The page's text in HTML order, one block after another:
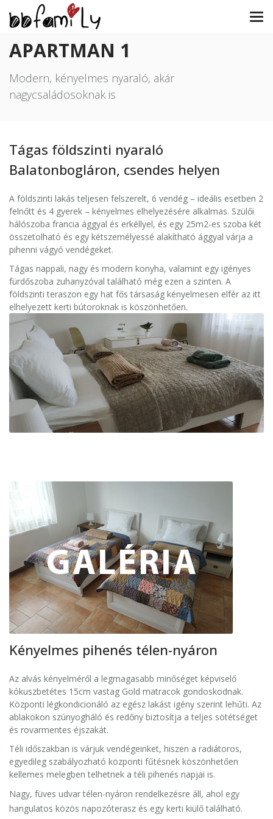
APARTMAN 1
Modern, kényelmes nyaraló, akár
nagycsaládosoknak is
Tágas földszinti nyaraló
Balatonbogláron, csendes helyen
A földszinti lakás teljesen felszerelt, 6 vendég – ideális esetben 2
felnőtt és 4 gyerek – kényelmes elhelyezésére alkalmas. Szülői
hálószoba francia ággyal és erkéllyel, és egy 25m2-es szoba két
összetolható és egy kétszemélyessé alakítható ággyal várja a
pihenni vágyó vendégeket.
Tágas nappali, nagy és modern konyha, valamint egy igényes
fürdőszoba zuhanyzóval található még ezen a szinten. A
földszinti teraszon egy hat fős társaság kényelmesen elfér az itt
elhelyezett kerti bútoroknak is köszönhetően.
Kényelmes pihenés télen-nyáron
Az alvás kényelméről a legmagasabb minőséget képviselő
kókuszbetétes 15cm vastag Gold matracok gondoskodnak.
Központi légkondicionáló az egész lakást igény szerint lehűti. Az
ablakokon szúnyogháló és redőny biztosítja a teljes sötétséget
és rovarmentes éjszakát.
Téli időszakban is várjuk vendégeinket, hiszen a radiátoros,
egyedileg szabályozható központi fűtésnek köszönhetően
kellemes melegben telhetnek a téli pihenés napjai is.
Nagy, füves udvar télen-nyáron rendelkezésre áll, ahol egy
hangulatos közös napozóterasz és egy kerti kiülő található.